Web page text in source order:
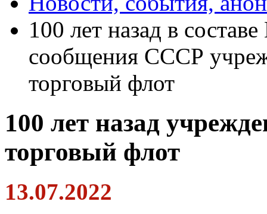
100 лет назад в
сообщения СССР
торговый флот
100 лет назад
торговый флот
13.07.2022